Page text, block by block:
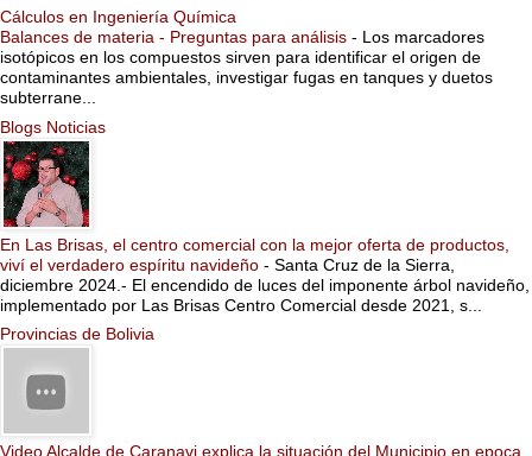
Cálculos en Ingeniería Química
Balances de materia - Preguntas para análisis - Los marcadores
isotópicos en los compuestos sirven para identificar el origen de
contaminantes ambientales, investigar fugas en tanques y duetos
subterrane...
Blogs Noticias
En Las Brisas, el centro comercial con la mejor oferta de productos,
viví el verdadero espíritu navideño - Santa Cruz de la Sierra,
diciembre 2024.- El encendido de luces del imponente árbol navideño,
implementado por Las Brisas Centro Comercial desde 2021, s...
Provincias de Bolivia
Video Alcalde de Caranavi explica la situación del Municipio en epoca